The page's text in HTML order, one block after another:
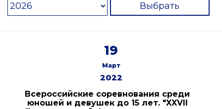
Выбрать
19
Март
2022
Всероссийские соревнования среди
юношей и девушек до 15 лет. "XXVII